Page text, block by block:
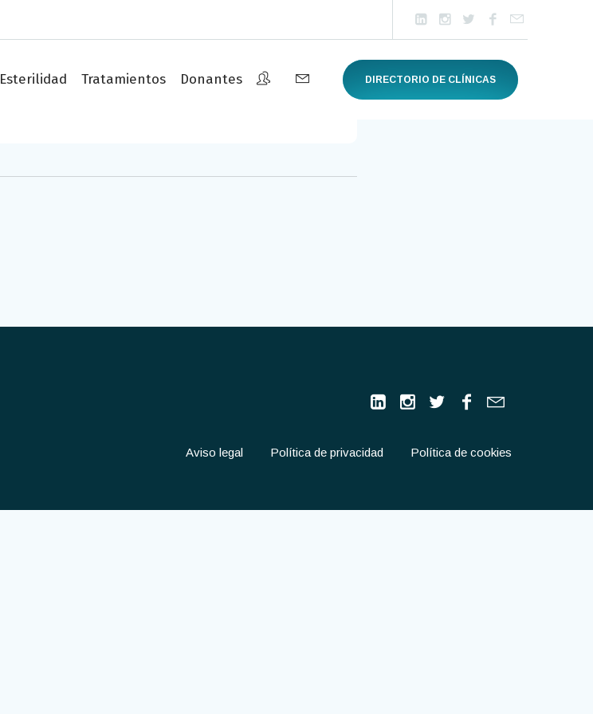
DIRECTORIO DE CLÍNICAS
Esterilidad Tratamientos Donantes
Aviso legal Política de privacidad Política de cookies